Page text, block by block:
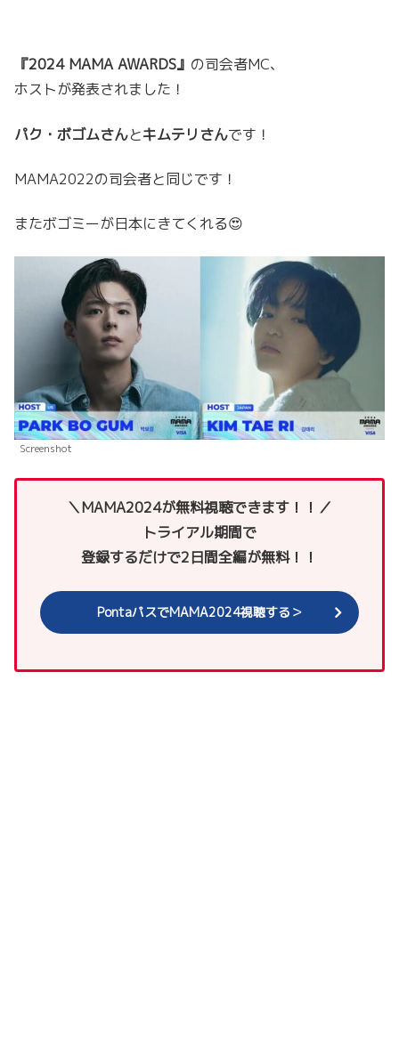
『2024 MAMA AWARDS』 の司会者MC、
ホストが発表されました！
パク・ボゴムさんとキムテリさんです！
MAMA2022の司会者と同じです！
またボゴミーが日本にきてくれる😍
Screenshot
＼MAMA2024が無料視聴できます！！／
トライアル期間で
登録するだけで2日間全編が無料！！
PontaパスでMAMA2024視聴する＞